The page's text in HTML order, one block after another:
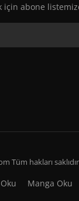
abone
Tüm hakları
Manga Oku